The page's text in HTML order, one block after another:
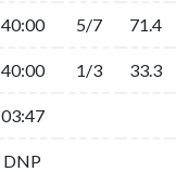
40:00 5/7 71.4
40:00 1/3 33.3
03:47
DNP
40:00 5/7 71.4
40:00 1/3 33.3
03:47
DNP